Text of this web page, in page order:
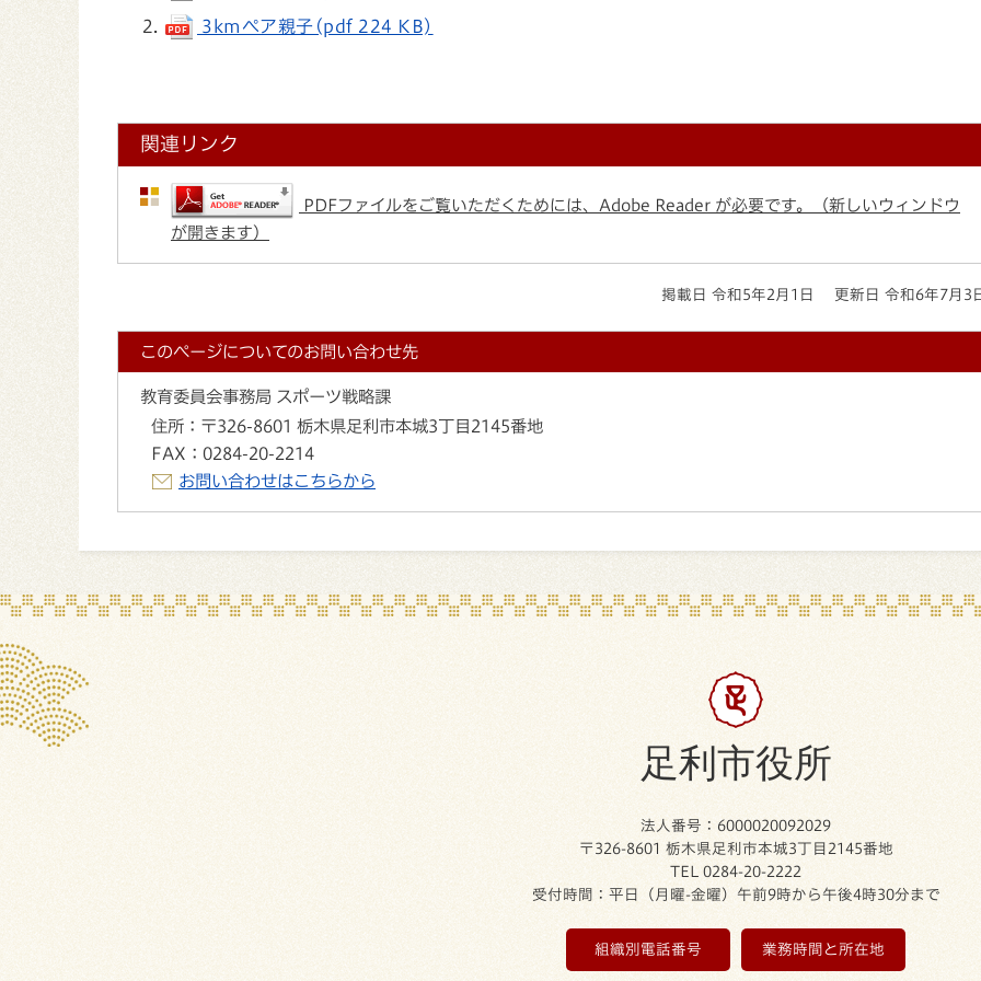
3kmペア親子(pdf 224 KB)
関連リンク
PDFファイルをご覧いただくためには、Adobe Reader が必要です。（新しいウィンドウ
が開きます）
掲載日 令和5年2月1日 更新日 令和6年7月3
このページについてのお問い合わせ先
教育委員会事務局 スポーツ戦略課
住所： 〒326-8601 栃木県足利市本城3丁目2145番地
FAX： 0284-20-2214
お問い合わせはこちらから
足利市役所
法人番号：6000020092029
〒326-8601 栃木県足利市本城3丁目2145番地
TEL 0284-20-2222
受付時間：平日（月曜-金曜）午前9時から午後4時30分まで
組織別電話番号 業務時間と所在地